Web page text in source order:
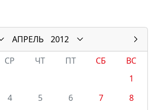
АПРЕЛЬ
2012
СР ЧТ ПТ СБ
ВС
1
4 5 6 7
8